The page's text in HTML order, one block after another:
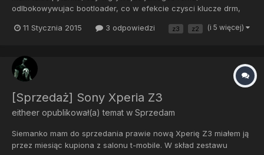
odlbokowywujac bootloader, co w efekcie czysci klucze drm,
ich, na cm'ie ? wtedy czysto teoretycznie aparat działałby jak na
11 Stycznia 2015 3 odpowiedzi z3 z2 (i 5 więcej)
[Sprzedaż] Sony Xperia Z3
eitheer opublikował(a) temat w Sprzedam
Siemanko mam do sprzedania prawie nową Xperię Z3 miałem ją
przez miesiąc kupiona z salonu t-mobile. W skład zestawu